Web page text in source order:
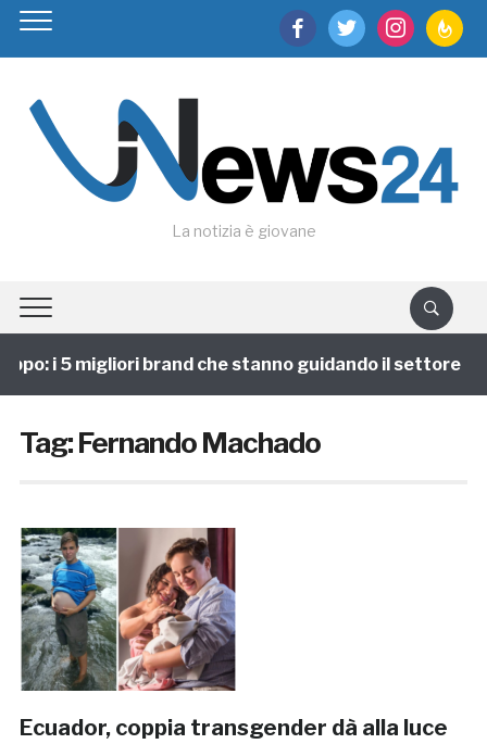
facebooktwitter instagram
La notizia è giovane
i 5 migliori brand che stanno guidando il settore
Tag:Fernando Machado
Ecuador, coppia transgender dà alla luce